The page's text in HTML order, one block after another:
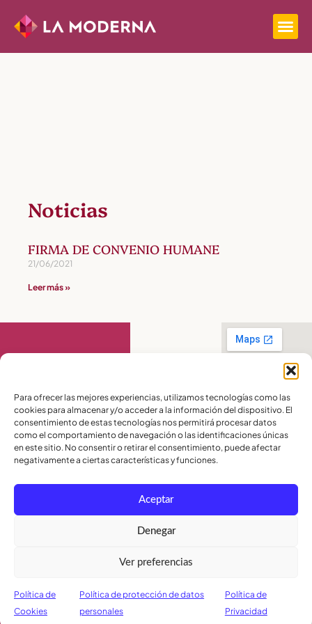
Para ofrecer las mejores experiencias, utilizamos tecnologías como las
cookies para almacenar y/o acceder a la información del dispositivo. El
consentimiento de estas tecnologías nos permitirá procesar datos
como el comportamiento de navegación o las identificaciones únicas
en este sitio. No consentir o retirar el consentimiento, puede afectar
negativamente a ciertas características y funciones.
Aceptar
Denegar
Ver preferencias
Política de
Cookies
Política de protección de datos
personales
Política de
Privacidad
Noticias
FIRMA DE CONVENIO HUMANE
21/06/2021
Leer más »
Cookies
Contáctanos
PBX:(04) 372 5220
Celular:099 016
2715
Celular:098 580
2370
admisiones@lamoderna.edu.ec
Km 2,5 Vía a
Samborondón.